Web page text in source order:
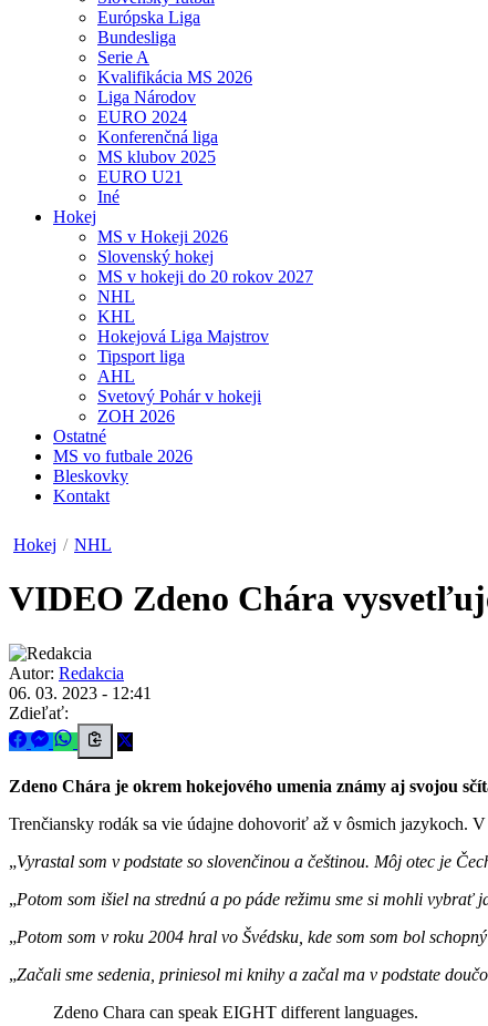
Európska Liga
Bundesliga
Serie A
Kvalifikácia MS 2026
Liga Národov
EURO 2024
Konferenčná liga
MS klubov 2025
EURO U21
Iné
Hokej
MS v Hokeji 2026
Slovenský hokej
MS v hokeji do 20 rokov 2027
NHL
KHL
Hokejová Liga Majstrov
Tipsport liga
AHL
Svetový Pohár v hokeji
ZOH 2026
Ostatné
MS vo futbale 2026
Bleskovky
Kontakt
Hokej / NHL
VIDEO Zdeno Chára
Autor: Redakcia
06. 03. 2023 - 12:41
Zdieľať:
Zdeno Chára je okrem hokejového umenia známy aj svojou
Trenčiansky rodák sa vie údajne dohovoriť až v ôsmich jazykoch.
Vyrastal som v podstate so slovenčinou a češtinou. Môj otec je
Potom som išiel na strednú a po páde režimu sme si mohli vybrať
Potom som v roku 2004 hral vo Švédsku, kde som som bol
Začali sme sedenia, priniesol mi knihy a začal ma v podstate
Zdeno Chara can speak EIGHT different languages.